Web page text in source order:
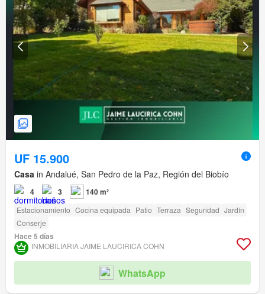
UF 15.900
Casa in Andalué, San Pedro de la Paz, Región del Biobío
4 3 140 m²
Estacionamiento Cocina equipada Patio Terraza Seguridad Jardín
Conserje
Hace 5 días
INMOBILIARIA JAIME LAUCIRICA COHN
WhatsApp